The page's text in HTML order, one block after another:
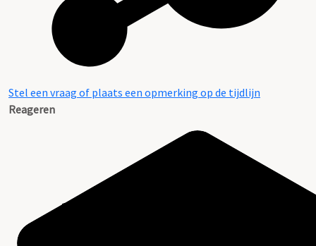
Stel een vraag of plaats een opmerking op de tijdlijn
Reageren